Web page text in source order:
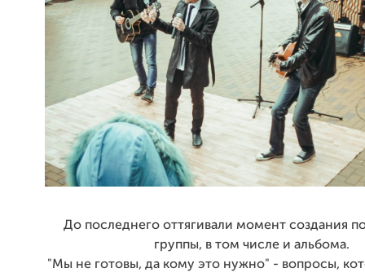
До последнего оттягивали момент создания
группы, в том числе и альбома.
"Мы не готовы, да кому это нужно" - вопросы,